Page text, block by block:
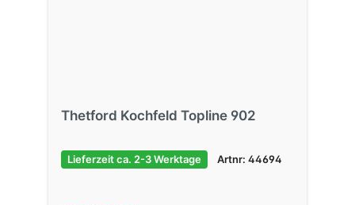
Thetford Kochfeld Topline 902
Lieferzeit ca. 2-3 Werktage Artnr: 44694